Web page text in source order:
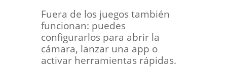
Fuera de los juegos también
funcionan: puedes
configurarlos para abrir la
cámara, lanzar una app o
activar herramientas rápidas.